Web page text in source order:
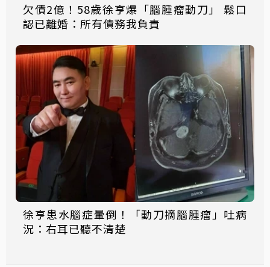
欠債2億！58歲徐亨爆「腦腫瘤動刀」 鬆口
認已離婚：所有債務我負責
徐亨患水腦症暈倒！「動刀摘腦腫瘤」吐病
況：右耳已聽不清楚